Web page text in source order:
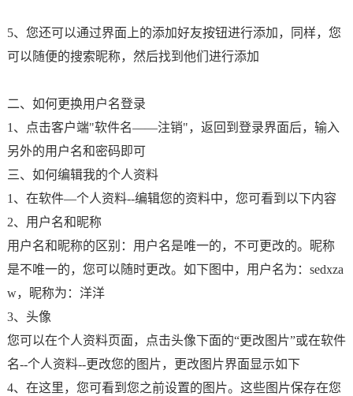
5、您还可以通过界面上的添加好友按钮进行添加，同样，您
可以随便的搜索昵称，然后找到他们进行添加
二、如何更换用户名登录
1、点击客户端"软件名――注销"，返回到登录界面后，输入
另外的用户名和密码即可
三、如何编辑我的个人资料
1、在软件—个人资料--编辑您的资料中，您可看到以下内容
2、用户名和昵称
用户名和昵称的区别：用户名是唯一的，不可更改的。昵称
是不唯一的，您可以随时更改。如下图中，用户名为：sedxza
w，昵称为：洋洋
3、头像
您可以在个人资料页面，点击头像下面的“更改图片”或在软件
名--个人资料--更改您的图片，更改图片界面显示如下
4、在这里，您可看到您之前设置的图片。这些图片保存在您